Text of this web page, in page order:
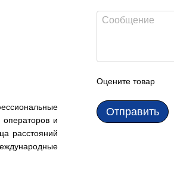
и
расстояний
Оцените товар
Отправить